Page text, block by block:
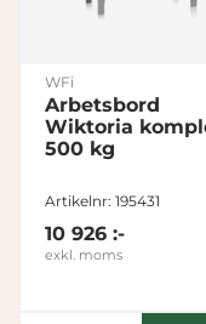
WFi
Arbetsbord
Wiktoria
500 kg
Artikelnr: 195431
10 926 :-
exkl. moms